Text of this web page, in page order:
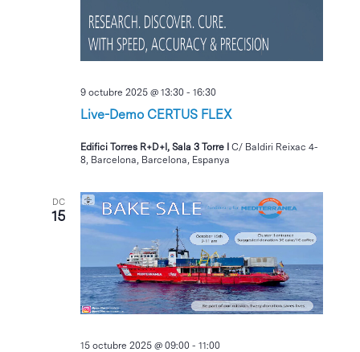
Live-Demo CERTUS FLEX
9 octubre 2025 @ 13:30 -16:30
Edifici Torres R+D+I, Sala 3 Torre IC/ Baldiri Reixac 4-
8, Barcelona, Barcelona, Espanya
DC
15
15 octubre 2025 @ 09:00 -11:00